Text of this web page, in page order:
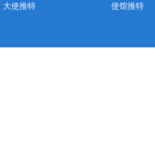
大使推特
使馆推特